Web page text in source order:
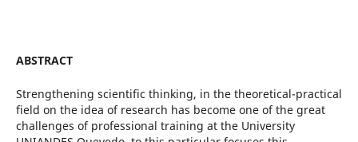
ABSTRACT
Strengthening scientific thinking, in the theoretical-practical
field on the idea of research has become one of the great
challenges of professional training at the University